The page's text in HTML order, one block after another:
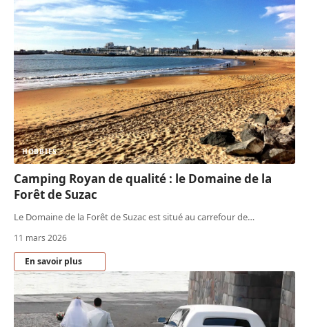
HOBBIES
Camping Royan de qualité : le Domaine de la
Forêt de Suzac
Le Domaine de la Forêt de Suzac est situé au carrefour de…
11 mars 2026
En savoir plus